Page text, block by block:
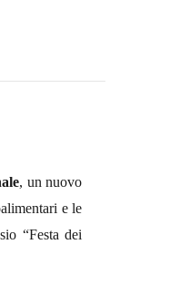
, un nuovo
e le
“Festa dei